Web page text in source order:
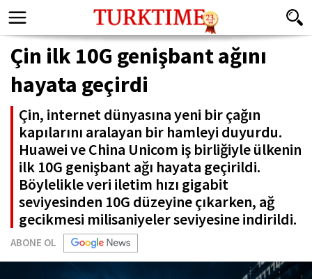
Çin ilk 10G genişbant ağını
hayata geçirdi
Çin, internet dünyasına yeni bir çağın
kapılarını aralayan bir hamleyi duyurdu.
Huawei ve China Unicom iş birliğiyle ülkenin
ilk 10G genişbant ağı hayata geçirildi.
Böylelikle veri iletim hızı gigabit
seviyesinden 10G düzeyine çıkarken, ağ
gecikmesi milisaniyeler seviyesine indirildi.
ABONE OL